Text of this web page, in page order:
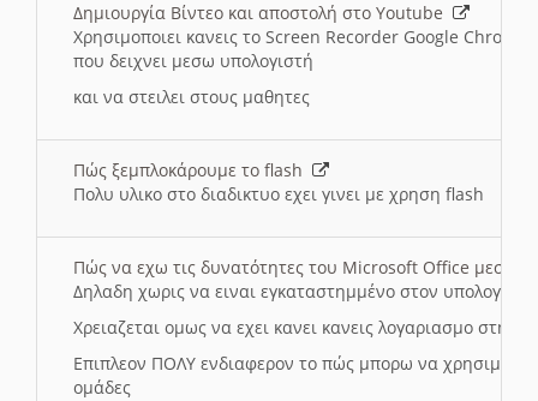
Δημιουργία Βίντεο και αποστολή στο Youtube
Χρησιμοποιει κανεις το Screen Recorder Google Chrome
που δειχνει μεσω υπολογιστή
και να στειλει στους μαθητες
Πώς ξεμπλοκάρουμε το flash
Πολυ υλικο στο διαδικτυο εχει γινει με χρηση flash
Πώς να εχω τις δυνατότητες του Microsoft Office μεσω
Δηλαδη χωρις να ειναι εγκαταστημμένο στον
Χρειαζεται ομως να εχει κανει κανεις λογαριασμο στη
Επιπλεον ΠΟΛΥ ενδιαφερον το πώς μπορω να
ομάδες